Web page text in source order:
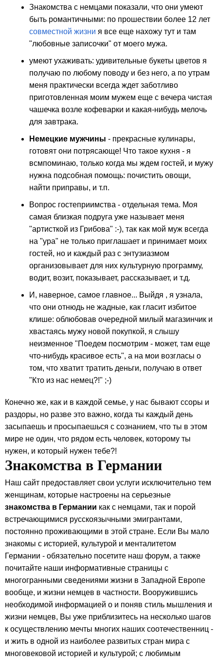
Знакомства с немцами показали, что они умеют
быть романтичными: по прошествии более 12 лет
совместной жизни я все еще нахожу тут и там
"любовные записочки" от моего мужа.
умеют ухаживать: удивительные букеты цветов я
получаю по любому поводу и без него, а по утрам
меня практически всегда ждет заботливо
приготовленная моим мужем еще с вечера чистая
чашечка возле кофеварки и какая-нибудь мелочь
для завтрака.
Немецкие мужчины - прекрасные кулинары,
готовят они потрясающе! Что такое кухня - я
всмпоминаю, только когда мы ждем гостей, и мужу
нужна подсобная помощь: почистить овощи,
найти приправы, и т.п.
Вопрос гостеприимства - отдельная тема. Моя
самая близкая подруга уже называет меня
"артисткой из Грибова" :-), так как мой муж всегда
на "ура" не только приглашает и принимает моих
гостей, но и каждый раз с энтузиазмом
организовывает для них культурную программу,
водит, возит, показывает, рассказывает, и т.д.
И, наверное, самое главное... Выйдя , я узнала,
что они отнюдь не жадные, как гласит избитое
клише: облюбовав очередной милый магазинчик и
хвастаясь мужу новой покупкой, я слышу
неизменное "Поедем посмотрим - может, там еще
что-нибудь красивое есть", а на мои возгласы о
том, что хватит тратить деньги, получаю в ответ
"Кто из нас немец?!" ;-)
Конечно же, как и в каждой семье, у нас бывают ссоры и
раздоры, но разве это важно, когда ты каждый день
засыпаешь и просыпаешься с сознанием, что ты в этом
мире не один, что рядом есть человек, которому ты
нужен, и который нужен тебе?!
Знакомства в Германии
Наш сайт предоставляет свои услуги исключительно тем
женщинам, которые настроены на серьезные
знакомства в Германии как с немцами, так и порой
встречающимися русскоязычными эмигрантами,
постоянно проживающими в этой стране. Если Вы мало
знакомы с историей, культурой и менталитетом
Германии - обязательно посетите наш форум, а также
почитайте наши информативные страницы с
многогранными сведениями жизни в Западной Европе
вообще, и жизни немцев в частности. Вооружившись
необходимой информацией о и поняв стиль мышления и
жизни немцев, Вы уже приблизитесь на несколько шагов
к осуществлению мечты многих наших соотечественниц -
и жить в одной из наиболее развитых стран мира с
многовековой историей и культурой; с любимым